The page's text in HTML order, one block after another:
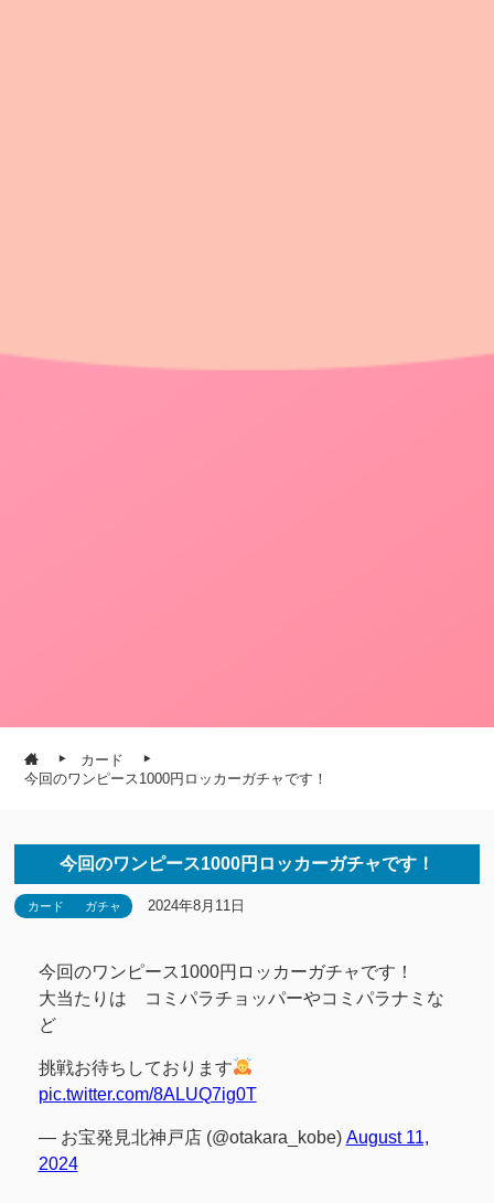
カード
今回のワンピース1000円ロッカーガチャです！
今回のワンピース1000円ロッカーガチャです！
カード ガチャ 2024年8月11日
今回のワンピース1000円ロッカーガチャです！
大当たりは コミパラチョッパーやコミパラナミな
ど
挑戦お待ちしております
pic.twitter.com/8ALUQ7ig0T
— お宝発見北神戸店 (@otakara_kobe) August 11,
2024